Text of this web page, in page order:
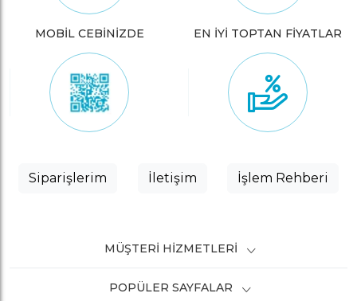
MOBİL CEBİNİZDE EN İYİ TOPTAN FİYATLAR
Siparişlerim İletişim İşlem Rehberi
MÜŞTERI HIZMETLERI
POPÜLER SAYFALAR